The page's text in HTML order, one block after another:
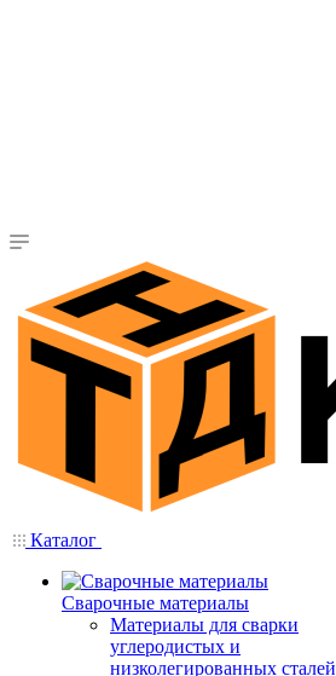
Каталог
Сварочные материалы
Материалы для сварки
углеродистых и
низколегированных сталей